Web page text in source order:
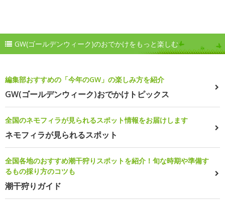
GW(ゴールデンウィーク)のおでかけをもっと楽しむ
編集部おすすめの「今年のGW」の楽しみ方を紹介
GW(ゴールデンウィーク)おでかけトピックス
全国のネモフィラが見られるスポット情報をお届けします
ネモフィラが見られるスポット
全国各地のおすすめ潮干狩りスポットを紹介！旬な時期や準備す
るもの採り方のコツも
潮干狩りガイド